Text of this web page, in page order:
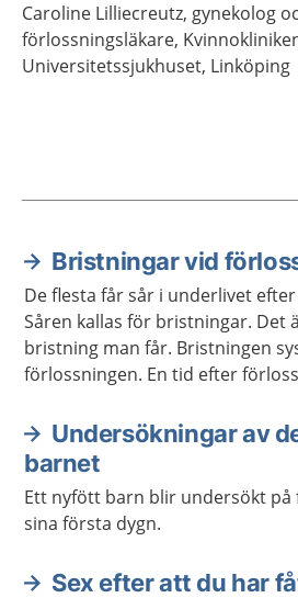
Caroline Lilliecreutz, gynekolog
förlossningsläkare,
Universitetssjukhuset, Linköping
Aktuella artiklar
Bristningar vid
De flesta får sår i underlivet
Såren kallas för bristningar. Det
bristning man får. Bristningen
förlossningen. En tid efter
svullet. Sök vård om dina besvär
Undersökningar av
barnet
Ett nyfött barn blir undersökt
sina första dygn.
Sex efter att du har